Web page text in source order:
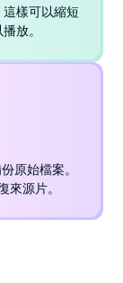
樣可以縮短
放。
原始檔案。
來源片。